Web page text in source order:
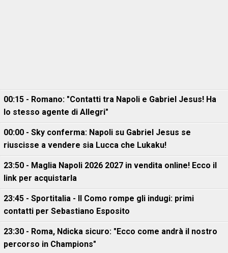
00:15 - Romano: "Contatti tra Napoli e Gabriel Jesus! Ha
lo stesso agente di Allegri"
00:00 - Sky conferma: Napoli su Gabriel Jesus se
riuscisse a vendere sia Lucca che Lukaku!
23:50 - Maglia Napoli 2026 2027 in vendita online! Ecco il
link per acquistarla
23:45 - Sportitalia - Il Como rompe gli indugi: primi
contatti per Sebastiano Esposito
23:30 - Roma, Ndicka sicuro: "Ecco come andrà il nostro
percorso in Champions"